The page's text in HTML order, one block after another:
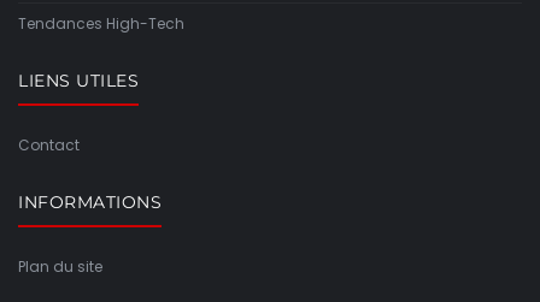
Tendances High-Tech
LIENS UTILES
Contact
INFORMATIONS
Plan du site